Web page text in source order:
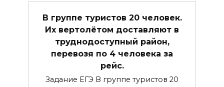
В группе туристов 20 человек.
Их вертолётом доставляют в
труднодоступный район,
перевозя по 4 человека за
рейс.
Задание ЕГЭ В группе туристов 20